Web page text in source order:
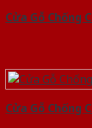
Cửa Gỗ Chống
Cửa Gỗ Chống